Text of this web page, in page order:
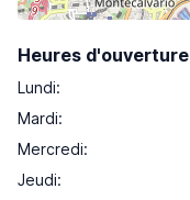
Heures d'ouverture
Lundi:
Mardi:
Mercredi:
Jeudi: